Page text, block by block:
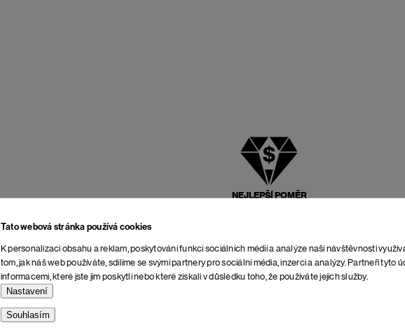
Tato webová stránka používá cookies
K personalizaci obsahu a reklam, poskytování funkcí sociálních médií a analýze naší návštěvnosti
tom, jak náš web používáte, sdílíme se svými partnery pro sociální média, inzerci a analýzy. Partneři tyto
informacemi, které jste jim poskytli nebo které získali v důsledku toho, že používáte jejich služby.
Nastavení
Souhlasím
NEJLEPŠÍ POMĚR